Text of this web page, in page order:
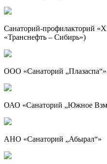
Санаторий-профилакторий
«Транснефть – Сибирь»)
ООО «Санаторий „Плазаспа“»
ОАО «Санаторий „Южное
АНО «Санаторий „Абырал“»